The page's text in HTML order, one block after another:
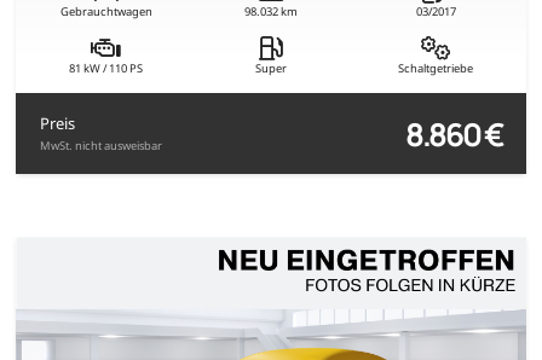
Gebrauchtwagen 98.032 km 03/2017
81 kW / 110 PS Super Schaltgetriebe
Preis
MwSt. nicht ausweisbar 8.860 €